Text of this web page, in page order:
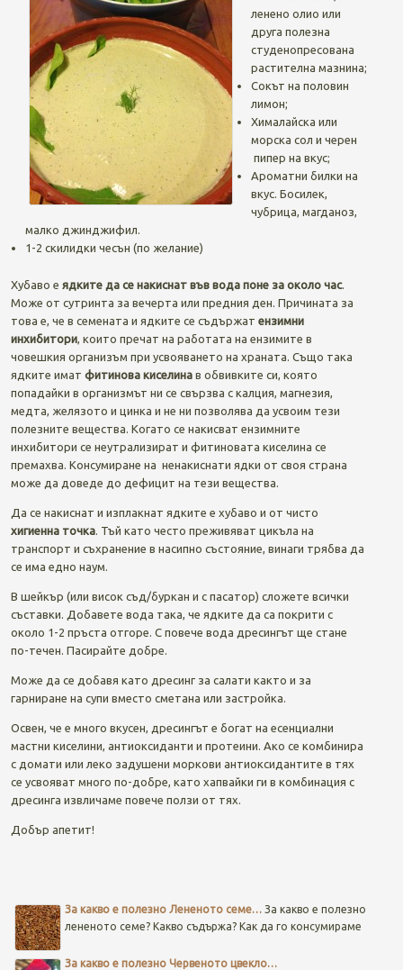
ленено олио или
друга полезна
студенопресована
растителна мазнина;
Сокът на половин
лимон;
Хималайска или
морска сол и черен
пипер на вкус;
Ароматни билки на
вкус. Босилек,
чубрица, магданоз,
малко джинджифил.
1-2 скилидки чесън (по желание)
Хубаво е ядките да се накиснат във вода поне за около час.
Може от сутринта за вечерта или предния ден. Причината за
това е, че в семената и ядките се съдържат ензимни
инхибитори, които пречат на работата на ензимите в
човешкия организъм при усвояването на храната. Също така
ядките имат фитинова киселинав обвивките си, която
попадайки в организмът ни се свързва с калция, магнезия,
медта, желязото и цинка и не ни позволява да усвоим тези
полезните вещества. Когато се накисват ензимните
инхибитори се неутрализират и фитиновата киселина се
премахва. Консумиране на ненакиснати ядки от своя страна
може да доведе до дефицит на тези вещества.
Да се накиснат и изплакнат ядките е хубаво и от чисто
хигиенна точка. Тъй като често преживяват цикъла на
транспорт и съхранение в насипно състояние, винаги трябва да
се има едно наум.
В шейкър (или висок съд/буркан и с пасатор) сложете всички
съставки. Добавете вода така, че ядките да са покрити с
около 1-2 пръста отгоре. С повече вода дресингът ще стане
по-течен. Пасирайте добре.
Може да се добавя като дресинг за салати както и за
гарниране на супи вместо сметана или застройка.
Освен, че е много вкусен, дресингът е богат на есенциални
мастни киселини, антиоксиданти и протеини. Ако се комбинира
с домати или леко задушени моркови антиоксидантите в тях
се усвояват много по-добре, като хапвайки ги в комбинация с
дресинга извличаме повече ползи от тях.
Добър апетит!
За какво е полезно Лененото семе…За какво е полезно
лененото семе? Какво съдържа? Как да го консумираме
За какво е полезно Червеното цвекло…